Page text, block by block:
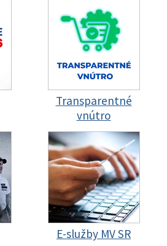
Transparentné
vnútro
E-služby MV SR